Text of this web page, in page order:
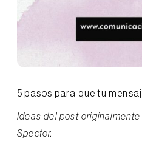
5 pasos para que tu
Ideas del post
Spector.